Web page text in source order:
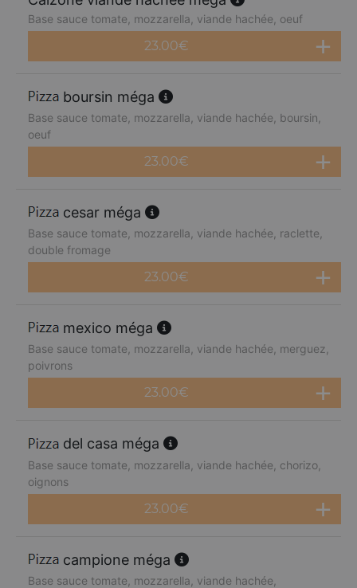
Base sauce tomate, mozzarella, viande hachée, oeuf
23.00€
boursin méga
Base sauce tomate, mozzarella, viande hachée, boursin,
oeuf
23.00€
cesar méga
Base sauce tomate, mozzarella, viande hachée, raclette,
double fromage
23.00€
mexico méga
Base sauce tomate, mozzarella, viande hachée, merguez,
poivrons
23.00€
del casa méga
Base sauce tomate, mozzarella, viande hachée, chorizo,
oignons
23.00€
campione méga
Base sauce tomate, mozzarella, viande hachée,